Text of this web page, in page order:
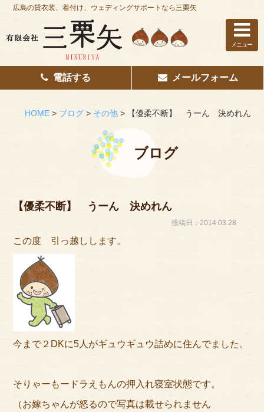
ホーム
はじめての方へ
その他サービス
アクセス
サイズのはかり方
よくある質問
ブログ
ご利用の流れ
今月のオススメ衣装
広島の貸衣装、着付け、ウェディングサポートなら三栗矢
メニュー
電話する メールフォーム
HOME> ブログ> その他> 【優柔不断】 うーん 決めれん
ブログ
【優柔不断】 うーん 決めれん
投稿日：2014.03.28
この度 引っ越しします。
今まで２DKに5人がギュウギュウ詰めに住んでました。
そりゃーもードラえもんの押入れ寝室状態です。
（お嫁ちゃんが怒るので写真は載せられません